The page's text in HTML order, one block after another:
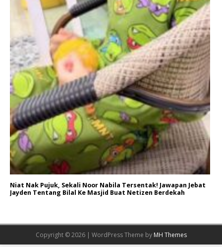
Niat Nak Pujuk, Sekali Noor Nabila Tersentak! Jawapan Jebat
Jayden Tentang Bilal Ke Masjid Buat Netizen Berdekah
Copyright © 2026 | WordPress Theme by MH Themes